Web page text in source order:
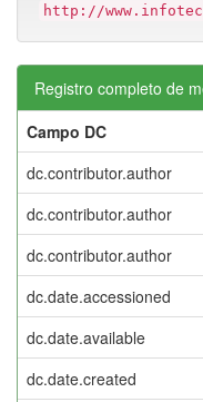
http://
Registro completo de
Campo DC
dc.contributor.author
dc.contributor.author
dc.contributor.author
dc.date.accessioned
dc.date.available
dc.date.created